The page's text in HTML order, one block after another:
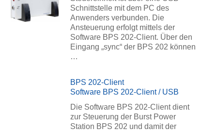
Schnittstelle mit dem PC des
Anwenders verbunden. Die
Ansteuerung erfolgt mittels der
Software BPS 202-Client. Über den
Eingang „sync“ der BPS 202 können
…
BPS 202-Client
Software BPS 202-Client / USB
Die Software BPS 202-Client dient
zur Steuerung der Burst Power
Station BPS 202 und damit der